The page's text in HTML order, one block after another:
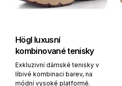
Högl luxusní
kombinované tenisky
Exkluzivní dámské tenisky v
líbivé kombinaci barev, na
módní vysoké platformě.